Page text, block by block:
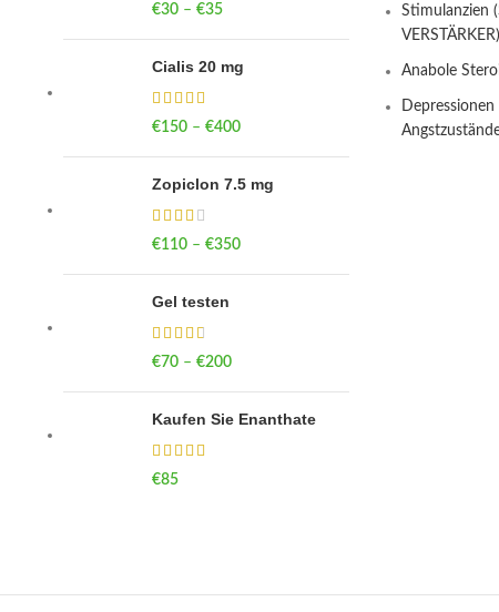
€30 – €35Price range: €30
Cialis 20 mg
€150 – €400Price range: €150
Zopiclon 7.5 mg
€110 – €350Price range: €110
Gel testen
€70 – €200Price range: €70
Kaufen Sie Enanthate
€85
Stimulanzien
VERSTÄRKER)
Anabole
Depressionen